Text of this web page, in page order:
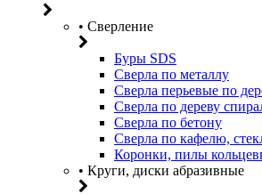
• Сверление
Буры SDS
Сверла по металлу
Сверла перьевые по
Сверла по дереву
Сверла по бетону
Сверла по кафелю,
Коронки, пилы
• Круги, диски абразивные